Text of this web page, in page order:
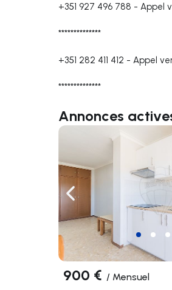
+351 927 496 788 - Appel
**************
+351 282 411 412 - Appel
**************
Annonces
Naviguer vers la gauche
900 € / Mensuel